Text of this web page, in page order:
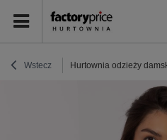
Wstecz Hurtownia odzieży